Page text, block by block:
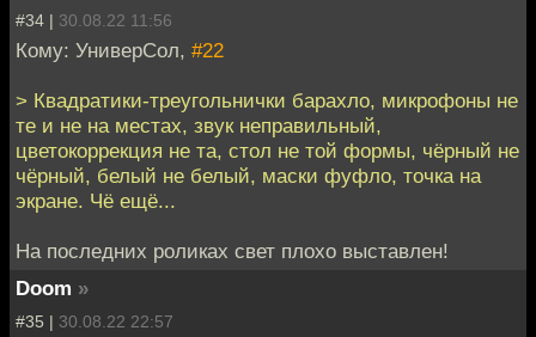
#34 | 30.08.22 11:56
Кому: УниверСол, #22
> Квадратики-треугольнички барахло, микрофоны не
те и не на местах, звук неправильный,
цветокоррекция не та, стол не той формы, чёрный не
чёрный, белый не белый, маски фуфло, точка на
экране. Чё ещё...
На последних роликах свет плохо выставлен!
Doom »
#35 | 30.08.22 22:57